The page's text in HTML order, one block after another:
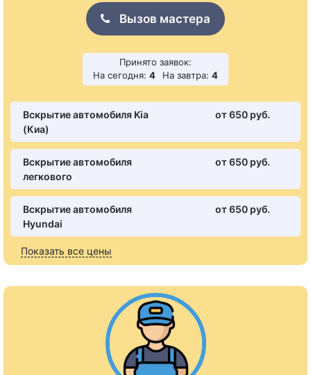
Вызов мастера
Принято заявок:
На сегодня: 4 На завтра: 4
Вскрытие автомобиля Kia
(Киа)
от 650 pуб.
Вскрытие автомобиля
легкового
от 650 pуб.
Вскрытие автомобиля
Hyundai
от 650 pуб.
Показать все цены